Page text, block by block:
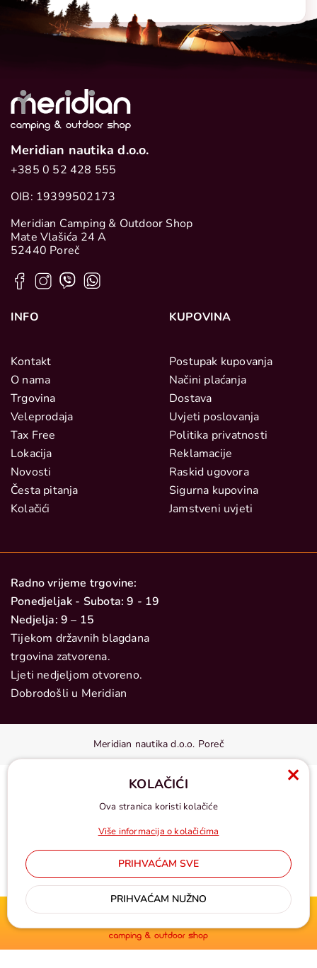
Meridian nautika d.o.o.
+385 0 52 428 555
OIB: 19399502173
Meridian Camping & Outdoor Shop
Mate Vlašića 24 A
52440 Poreč
INFO
Kontakt
O nama
Trgovina
Veleprodaja
Tax Free
Lokacija
Novosti
Česta pitanja
Kolačići
KUPOVINA
Postupak kupovanja
Načini plaćanja
Dostava
Uvjeti poslovanja
Politika privatnosti
Reklamacije
Raskid ugovora
Sigurna kupovina
Jamstveni uvjeti
Radno vrijeme trgovine:
Ponedjeljak - Subota: 9 - 19
Nedjelja: 9 – 15
Tijekom državnih blagdana
trgovina zatvorena.
Ljeti nedjeljom otvoreno.
Dobrodošli u Meridian
Meridian nautika d.o.o. Poreč
Cijene u eurima, pdv uključen
KOLAČIĆI
Ova stranica koristi kolačiće
Više informacija o kolačićima
PRIHVAĆAM SVE
PRIHVAĆAM NUŽNO